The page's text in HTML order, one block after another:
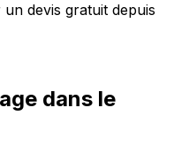
devis gratuit depuis
dans le